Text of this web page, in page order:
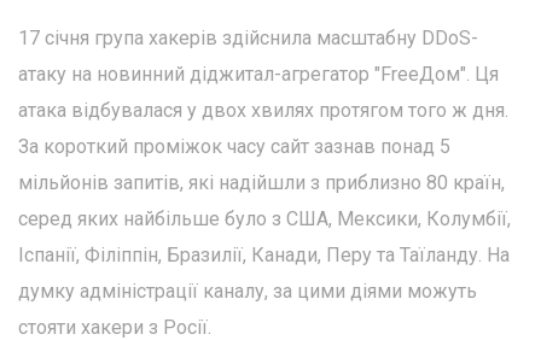
17 січня група хакерів здійснила масштабну DDoS-
атаку на новинний діджитал-агрегатор "FreeДом". Ця
атака відбувалася у двох хвилях протягом того ж дня.
За короткий проміжок часу сайт зазнав понад 5
мільйонів запитів, які надійшли з приблизно 80 країн,
серед яких найбільше було з США, Мексики, Колумбії,
Іспанії, Філіппін, Бразилії, Канади, Перу та Таїланду. На
думку адміністрації каналу, за цими діями можуть
стояти хакери з Росії.